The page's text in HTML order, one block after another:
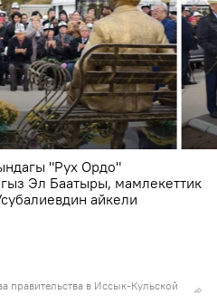
правительства в Иссык-Кульской
"Рух Ордо"
Эл Баатыры, мамлекеттик
айкели